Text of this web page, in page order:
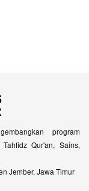
program
Qur'an, Sains,
Jember, Jawa Timur